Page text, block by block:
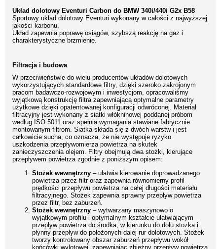
Układ dolotowy Eventuri Carbon do BMW 340i/440i G2x B58
Sportowy układ dolotowy Eventuri wykonany w całości z najwyższej
jakości karbonu.
Układ zapewnia poprawę osiągów, szybszą reakcję na gaz i
charakterystyczne brzmienie.
Filtracja i budowa
W przeciwieństwie do wielu producentów układów dolotowych
wykorzystujących standardowe filtry, dzięki szeroko zakrojonym
pracom badawczo-rozwojowym i inwestycjom, opracowaliśmy
wyjątkową konstrukcję filtra zapewniającą optymalne parametry
użytkowe dzięki opatentowanej konfiguracji odwróconej. Materiał
filtracyjny jest wykonany z siatki włókninowej poddanej próbom
według ISO 5011 oraz spełnia wymagania stawiane fabrycznie
montowanym filtrom. Siatka składa się z dwóch warstw i jest
całkowicie sucha, co oznacza, że nie występuje ryzyko
uszkodzenia przepływomierza powietrza na skutek
zanieczyszczenia olejem. Filtry obejmują dwa stożki, kierujące
przepływem powietrza zgodnie z poniższym opisem:
Stożek wewnętrzny – ułatwia kierowanie doprowadzanego
powietrza przez filtr oraz zapewnia równomierny profil
prędkości przepływu powietrza na całej długości materiału
filtracyjnego. Stożek zapewnia sprawny przepływ powietrza
przez filtr, bez zaburzeń.
Stożek wewnętrzny – wytwarzany maszynowo o
wyjątkowym profilu i optymalnym kształcie ułatwiającym
przepływ powietrza do środka, w kierunku do dołu stożka i
płynny przepływ do położonych dalej rur dolotowych. Stożek
tworzy kontrolowany obszar zaburzeń przepływu wokół
końcówki wylotowej, zapewniając zbieżny przepływ powietrza